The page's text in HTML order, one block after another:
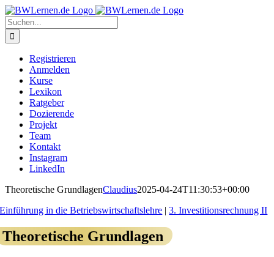
Zum
Inhalt
springen
Suche
nach:
Registrieren
Anmelden
Kurse
Lexikon
Ratgeber
Dozierende
Projekt
Team
Kontakt
Instagram
LinkedIn
Theoretische GrundlagenClaudius2025-04-24T11:30:53+00:00
Einführung in die Betriebswirtschaftslehre |3. Investitionsrechnung II
Theoretische Grundlagen